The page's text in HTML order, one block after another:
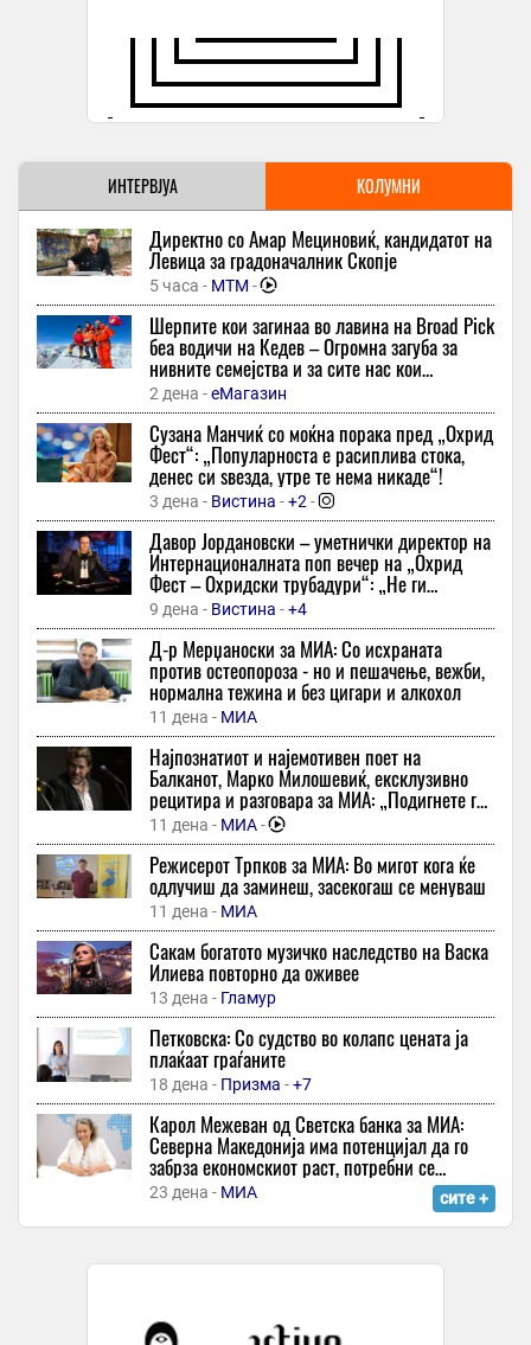
Арсенал повторно разочара, Борусија Дортмунд славеше на
„Емирати“
Владата во Подгорица запре кредитен аранжман со српската
Алта банка која од лани работи и во Македонија
26 минути -360 Степени
„Имам повеќе од 15.000 пирсинзи на моето тело и најмалку
500 во интимната област“ Не планира да престане, а вака
изгледаше порано
26 минути -Во Центар
Радост која што ќе завршеше трагично
Вечер
Осигурување пред летување - неопходна заштита или трошок
што граѓаните го избегнуваат?
27 минути -24 Вести -
Најголемите жаришта на бактерии се кријат на места каде
што најмалку ги очекувате
27 минути -Вечер Прес
САД: Кина го дестабилизира регионот со сомнителни
изговори
27 минути -А1он
ФИЛИПЧЕ ЗА ТО 35 ГОДИНИ НЕЗАВИСНОСТ: Сè што е
позитивно во овие 35 години во Македонија е заслуга на
СДСМ
27 минути - Денешен
Мирис на лето во тегла — вака се прави најароматичниот
џем од кајсии без грам додаден шеќер
41 минута -Слободен Печат
Миленикот на Пелистер и Битола има нов клуб
Гол
Првпат во историјата неевропски судија ќе го суди
Суперкупот
Гол
Мерџановски: Скокањето во плитка и непроверена вода може
да предизвика траен инвалидитет
ТВ 21
Совршен крај: Македонските кадети се деветти во Европа!
41 минута - Sport Media -+2
Дали често заборавате каде сте ги оставиле клучевите?
ИНТЕРВЈУА КОЛУМНИ
Директно со Амар Мециновиќ, кандидатот на
Левица за градоначалник Скопје
5 часа - МТМ -
Шерпите кои загинаа во лавина на Broad Pick
беа водичи на Кедев – Oгромна загуба за
нивните семејства и за сите нас кои
споделувавме фасцинантни моменти со нив,
вели тој
2 дена -еМагазин
Сузана Манчиќ со моќна порака пред „Охрид
Фест“: „Популарноста е расиплива стока,
денес си ѕвезда, утре те нема никаде“!
3 дена - Вистина -+2-
Давор Јордановски – уметнички директор на
Интернационалната поп вечер на „Охрид
Фест – Охридски трубадури“: „Не ги
копираме светските трендови – сакаме ние
да бидеме инспирација“
9 дена - Вистина -+4
Д-р Мерџаноски за МИА: Со исхраната
против остеопороза - но и пешачење, вежби,
нормална тежина и без цигари и алкохол
11 дена - МИА
Најпознатиот и најемотивен поет на
Балканот, Марко Милошевиќ, ексклузивно
рецитира и разговара за МИА: „Подигнете го
ракавот - ако сте се наежиле од стиховите,
добро е!“
11 дена - МИА-
Режисерот Трпков за МИА: Во мигот кога ќе
одлучиш да заминеш, засекогаш се менуваш
11 дена - МИА
Сакам богатото музичко наследство на Васка
Илиева повторно да оживее
13 дена - Гламур
Петковска: Со судство во колапс цената ја
плаќаат граѓаните
18 дена - Призма -+7
Карол Межеван од Светска банка за МИА:
Северна Македонија има потенцијал да го
забрза економскиот раст, потребни се
структурни реформи
23 дена - МИА сите +